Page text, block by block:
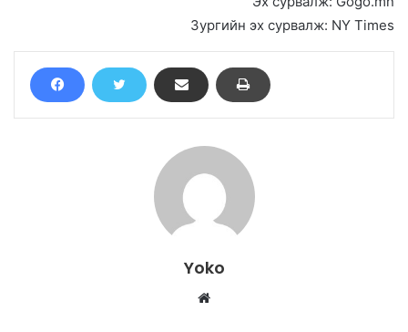
Зургийн эх сурвалж: NY Times
Yoko